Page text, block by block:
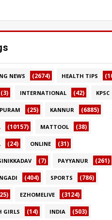
NEWS (2674) HEALTH TIPS
(3) INTERNATIONAL (42) KPSC
(25) KANNUR (6885)
(10157) MATTOOL (38)
(24) ONLINE (31)
(7) PAYYANUR (261)
(404) SPORTS (786)
EZHOMELIVE (3124)
GIRLS (14) INDIA (503)